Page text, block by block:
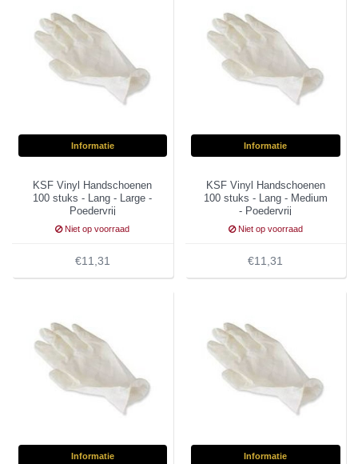
Informatie
KSF Vinyl Handschoenen
100 stuks - Lang - Large -
Poedervrij
Niet op voorraad
€11,31
Informatie
KSF Vinyl Handschoenen
100 stuks - Lang - Medium
- Poedervrij
Niet op voorraad
€11,31
Informatie Informatie